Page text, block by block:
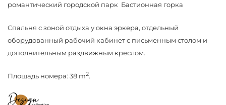
романтический городской парк Бастионная горка
Спальня с зоной отдыха у окна эркера, отдельный
оборудованный рабочий кабинет с письменным столом и
дополнительным раздвижным креслом.
Площадь номера: 38 m2.